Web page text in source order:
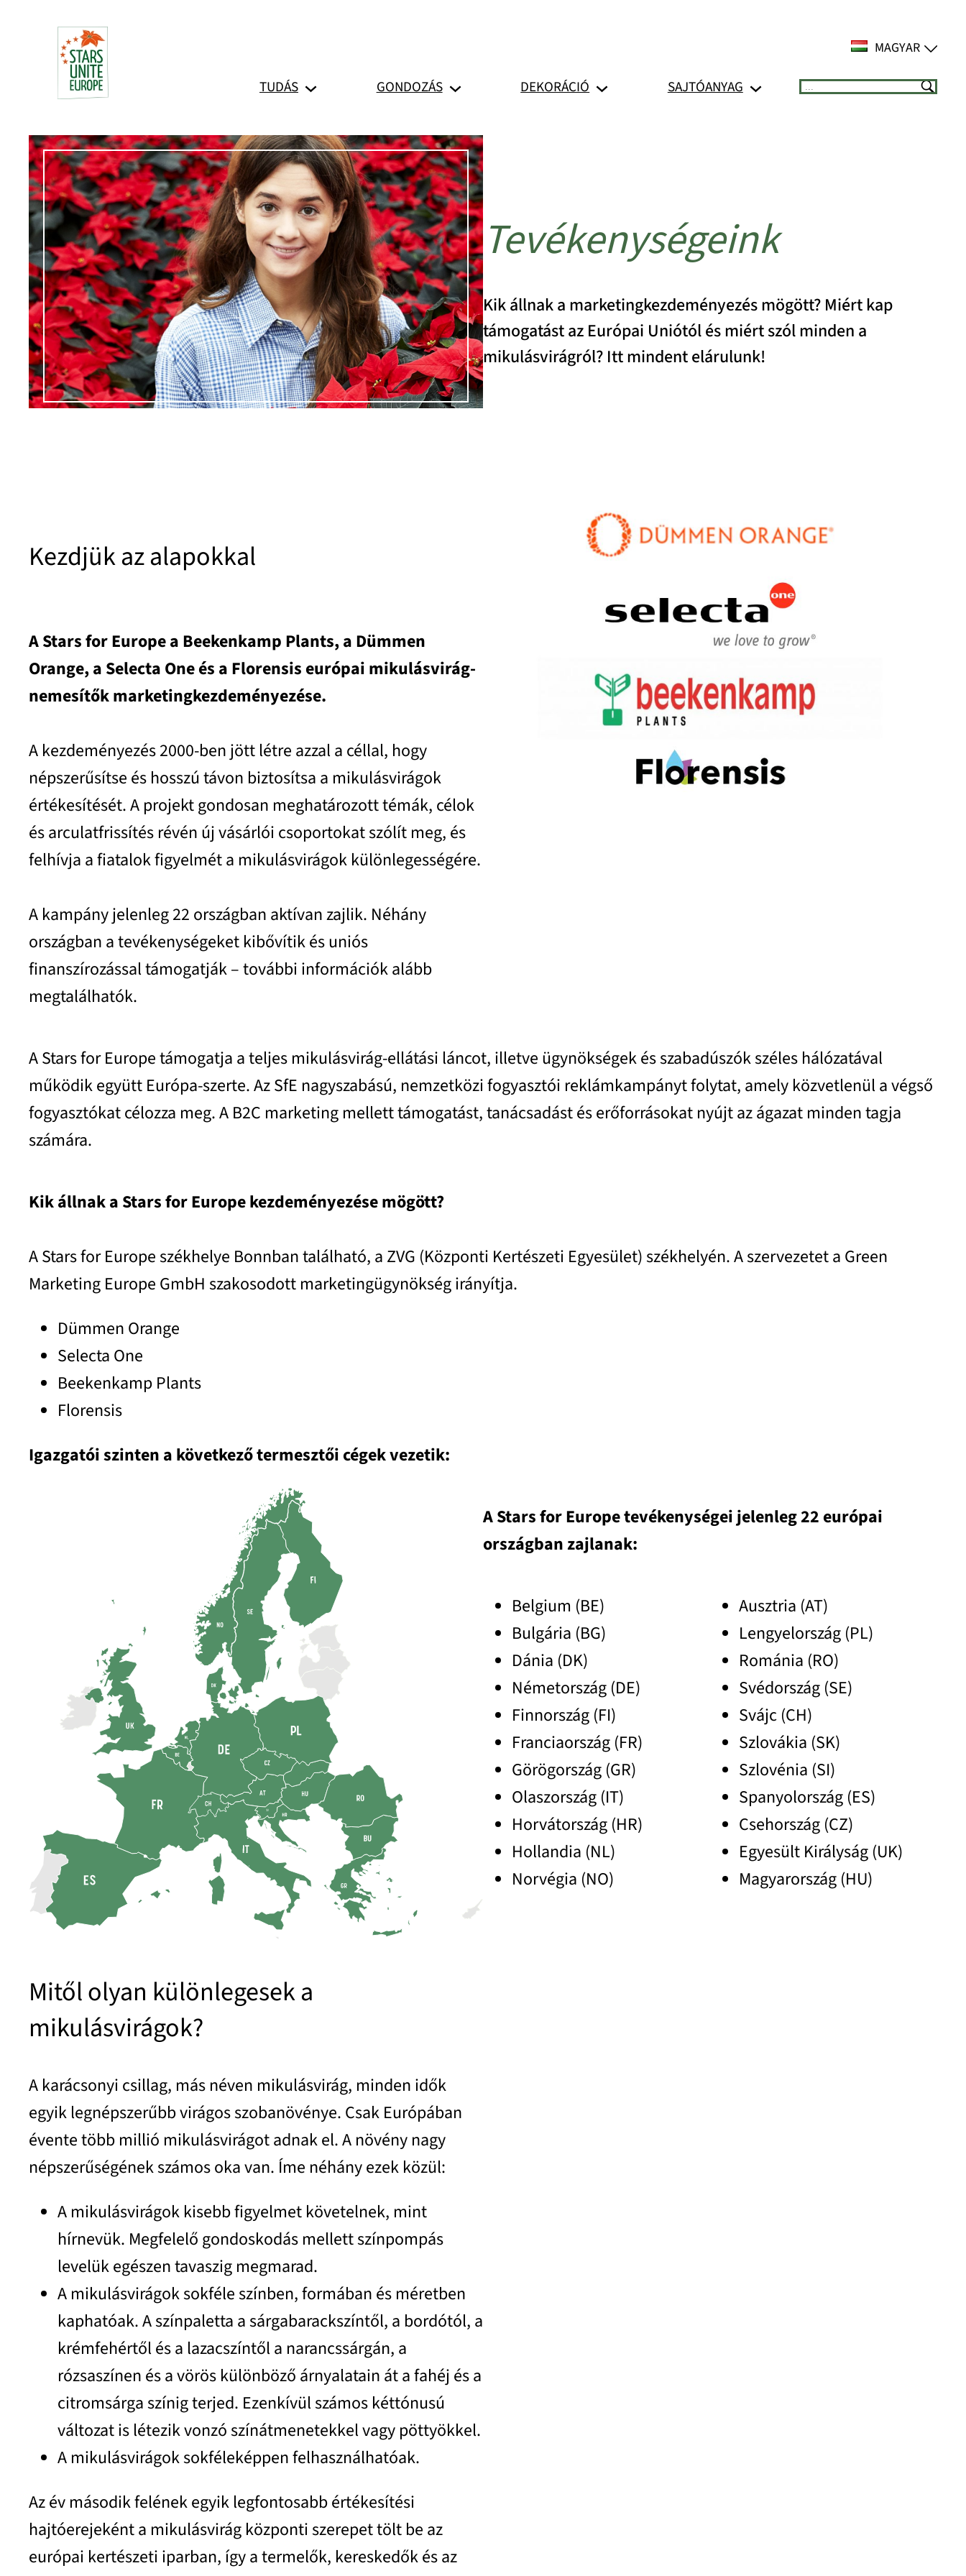
tartalomhoz
MAGYAR
TUDÁS GONDOZÁS DEKORÁCIÓ SAJTÓANYAG Suchen
Tevékenységeink
Kik állnak a marketingkezdeményezés mögött? Miért kap
támogatást az Európai Uniótól és miért szól minden a
mikulásvirágról? Itt mindent elárulunk!
Kezdjük az alapokkal
A Stars for Europe a Beekenkamp Plants, a Dümmen
Orange, a Selecta One és a Florensis európai mikulásvirág-
nemesítők marketingkezdeményezése.
A kezdeményezés 2000-ben jött létre azzal a céllal, hogy
népszerűsítse és hosszú távon biztosítsa a mikulásvirágok
értékesítését. A projekt gondosan meghatározott témák, célok
és arculatfrissítés révén új vásárlói csoportokat szólít meg, és
felhívja a fiatalok figyelmét a mikulásvirágok különlegességére.
A kampány jelenleg 22 országban aktívan zajlik. Néhány
országban a tevékenységeket kibővítik és uniós
finanszírozással támogatják – további információk alább
megtalálhatók.
A Stars for Europe támogatja a teljes mikulásvirág-ellátási láncot, illetve ügynökségek és szabadúszók széles hálózatával
működik együtt Európa-szerte. Az SfE nagyszabású, nemzetközi fogyasztói reklámkampányt folytat, amely közvetlenül a végső
fogyasztókat célozza meg. A B2C marketing mellett támogatást, tanácsadást és erőforrásokat nyújt az ágazat minden tagja
számára.
Kik állnak a Stars for Europe kezdeményezése mögött?
A Stars for Europe székhelye Bonnban található, a ZVG (Központi Kertészeti Egyesület) székhelyén. A szervezetet a Green
Marketing Europe GmbH szakosodott marketingügynökség irányítja.
Dümmen Orange
Selecta One
Beekenkamp Plants
Florensis
Igazgatói szinten a következő termesztői cégek vezetik:
A Stars for Europe tevékenységei jelenleg 22 európai
országban zajlanak:
Belgium (BE)
Bulgária (BG)
Dánia (DK)
Németország (DE)
Finnország (FI)
Franciaország (FR)
Görögország (GR)
Olaszország (IT)
Horvátország (HR)
Hollandia (NL)
Norvégia (NO)
Ausztria (AT)
Lengyelország (PL)
Románia (RO)
Svédország (SE)
Svájc (CH)
Szlovákia (SK)
Szlovénia (SI)
Spanyolország (ES)
Csehország (CZ)
Egyesült Királyság (UK)
Magyarország (HU)
Mitől olyan különlegesek a
mikulásvirágok?
A karácsonyi csillag, más néven mikulásvirág, minden idők
egyik legnépszerűbb virágos szobanövénye. Csak Európában
évente több millió mikulásvirágot adnak el. A növény nagy
népszerűségének számos oka van. Íme néhány ezek közül:
A mikulásvirágok kisebb figyelmet követelnek, mint
hírnevük. Megfelelő gondoskodás mellett színpompás
levelük egészen tavaszig megmarad.
A mikulásvirágok sokféle színben, formában és méretben
kaphatóak. A színpaletta a sárgabarackszíntől, a bordótól, a
krémfehértől és a lazacszíntől a narancssárgán, a
rózsaszínen és a vörös különböző árnyalatain át a fahéj és a
citromsárga színig terjed. Ezenkívül számos kéttónusú
változat is létezik vonzó színátmenetekkel vagy pöttyökkel.
A mikulásvirágok sokféleképpen felhasználhatóak.
Az év második felének egyik legfontosabb értékesítési
hajtóerejeként a mikulásvirág központi szerepet tölt be az
európai kertészeti iparban, így a termelők, kereskedők és az